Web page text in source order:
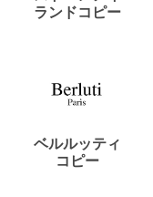
ランドコピー
ベルルッティ
コピー